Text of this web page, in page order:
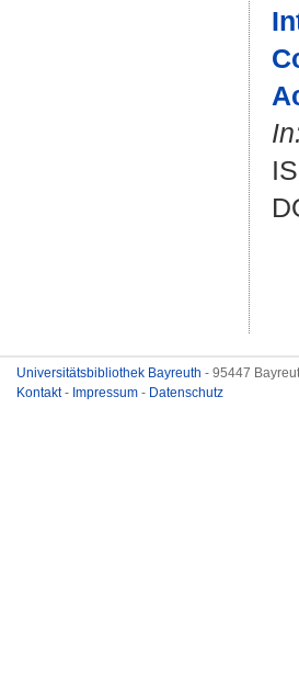
Universitätsbibliothek Bayreuth - 95447
Kontakt- Impressum - Datenschutz